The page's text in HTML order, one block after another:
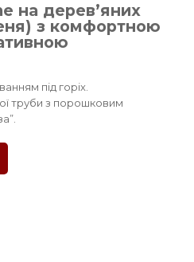
на дерев’яних
з комфортною
під горіх.
труби з порошковим